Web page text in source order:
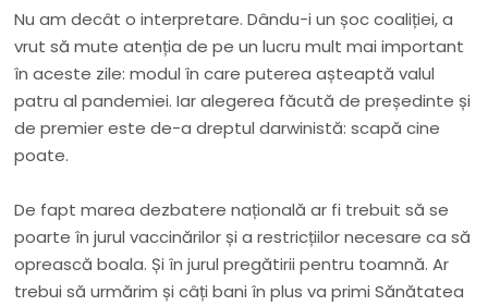
Nu am decât o interpretare. Dându-i un șoc coaliției, a
vrut să mute atenția de pe un lucru mult mai important
în aceste zile: modul în care puterea așteaptă valul
patru al pandemiei. Iar alegerea făcută de președinte și
de premier este de-a dreptul darwinistă: scapă cine
poate.
De fapt marea dezbatere națională ar fi trebuit să se
poarte în jurul vaccinărilor și a restricțiilor necesare ca să
oprească boala. Și în jurul pregătirii pentru toamnă. Ar
trebui să urmărim și câți bani în plus va primi Sănătatea